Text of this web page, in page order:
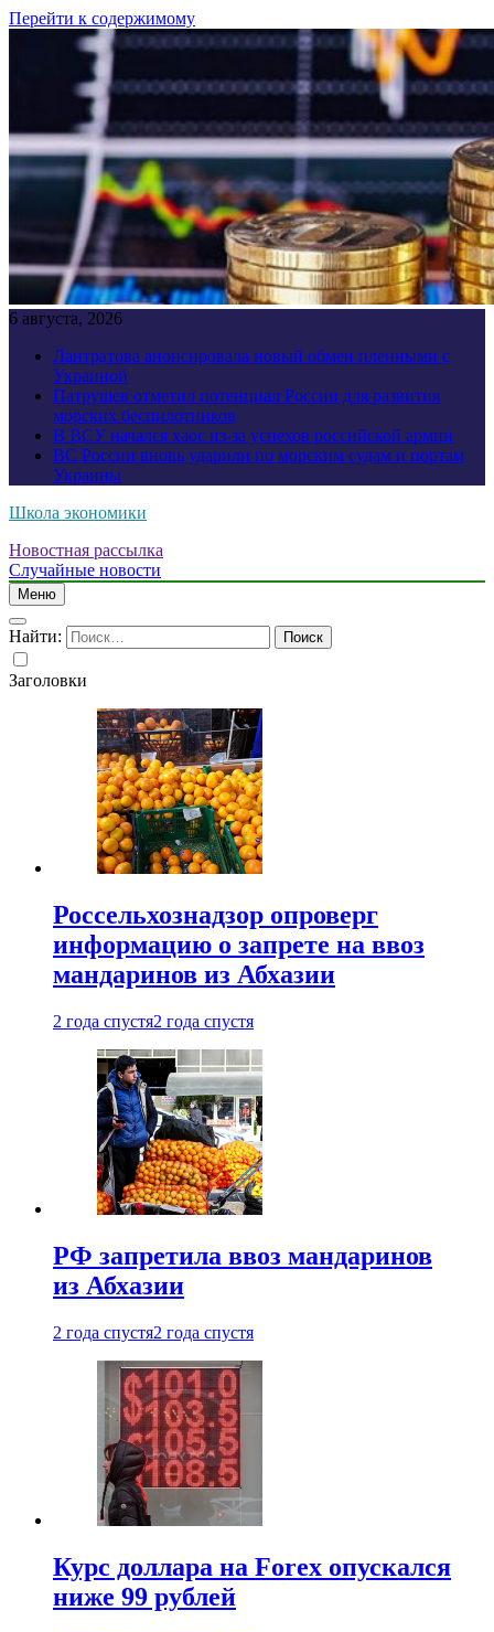
Перейти к содержимому
6 августа, 2026
Лантратова анонсировала новый обмен пленными с
Украиной
Патрушев отметил потенциал России для развития
морских беспилотников
В ВСУ начался хаос из-за успехов российской армии
ВС России вновь ударили по морским судам и портам
Украины
Школа экономики
Новостная рассылка
Случайные новости
Меню
Найти:
Заголовки
Россельхознадзор опроверг
информацию о запрете на ввоз
мандаринов из Абхазии
2 года спустя2 года спустя
РФ запретила ввоз мандаринов
из Абхазии
2 года спустя2 года спустя
Курс доллара на Forex опускался
ниже 99 рублей